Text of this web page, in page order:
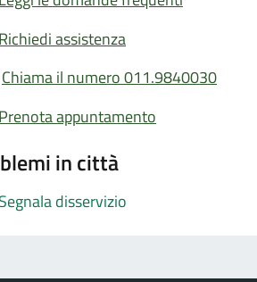
Richiedi assistenza
Chiama il numero 011.9840030
Prenota appuntamento
in città
Segnala disservizio